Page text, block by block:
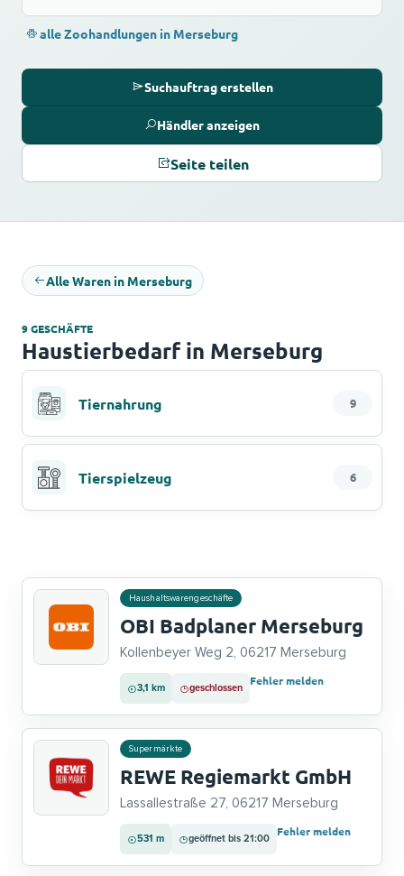
alle Zoohandlungen in Merseburg
Suchauftrag erstellen
Händler anzeigen
Seite teilen
Alle Waren in Merseburg
9 GESCHÄFTE
Haustierbedarf in Merseburg
Tiernahrung 9
Tierspielzeug 6
Haushaltswarengeschäfte
OBI Badplaner Merseburg
Kollenbeyer Weg 2, 06217 Merseburg
3,1 km geschlossen
Fehler melden
Supermärkte
REWE Regiemarkt GmbH
Lassallestraße 27, 06217 Merseburg
531 m geöffnet bis 21:00
Fehler melden